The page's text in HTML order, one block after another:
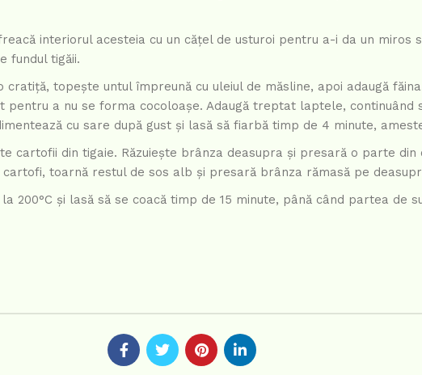
interiorul acesteia cu un cățel de usturoi pentru a-i da un miros
fundul tigăii.
topește untul împreună cu uleiul de măsline, apoi adaugă
pentru a nu se forma cocoloașe. Adaugă treptat laptele, continuând
cu sare după gust și lasă să fiarbă timp de 4 minute,
cartofii din tigaie. Răzuiește brânza deasupra și presară o parte din
cartofi, toarnă restul de sos alb și presară brânza rămasă pe
200°C și lasă să se coacă timp de 15 minute, până când partea de